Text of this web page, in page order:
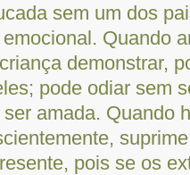
sem um dos
Quando
demonstrar,
pode odiar sem
amada. Quando
pois se os